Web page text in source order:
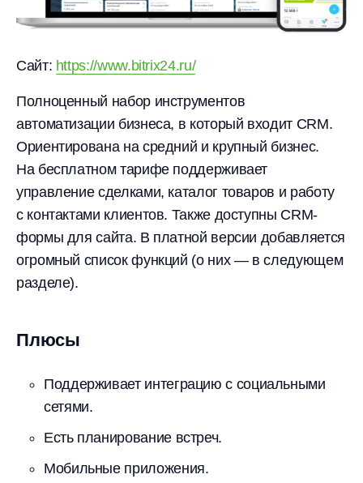
Сайт: https://www.bitrix24.ru/
Полноценный набор инструментов
автоматизации бизнеса, в который входит CRM.
Ориентирована на средний и крупный бизнес.
На бесплатном тарифе поддерживает
управление сделками, каталог товаров и работу
с контактами клиентов. Также доступны CRM-
формы для сайта. В платной версии добавляется
огромный список функций (о них — в следующем
разделе).
Плюсы
Поддерживает интеграцию с социальными
сетями.
Есть планирование встреч.
Мобильные приложения.